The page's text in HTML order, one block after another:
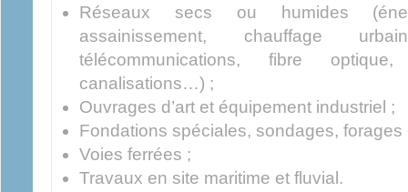
Réseaux secs ou humides
assainissement, chauffage
télécommunications, fibre
canalisations…) ;
Ouvrages d’art et équipement industriel ;
Fondations spéciales, sondages,
Voies ferrées ;
Travaux en site maritime et fluvial.